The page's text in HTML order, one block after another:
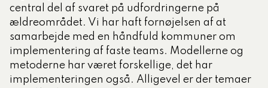
central del af svaret på udfordringerne på
ældreområdet. Vi har haft fornøjelsen af at
samarbejde med en håndfuld kommuner om
implementering af faste teams. Modellerne og
metoderne har været forskellige, det har
implementeringen også. Alligevel er der temaer